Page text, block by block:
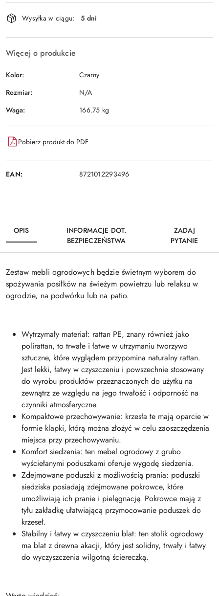
Dostępność
i
dostawa
Wysyłka w ciągu: 5 dni
Więcej o produkcie
Kolor:
Czarny
Rozmiar:
N/A
Waga:
166.75 kg
Pobierz produkt do PDF
EAN: 8721012293496
OPIS
INFORMACJE DOT.
BEZPIECZEŃSTWA
ZADAJ
PYTANIE
Zestaw mebli ogrodowych będzie świetnym wyborem do
spożywania posiłków na świeżym powietrzu lub relaksu w
ogrodzie, na podwórku lub na patio.
Wytrzymały materiał: rattan PE, znany również jako
polirattan, to trwałe i łatwe w utrzymaniu tworzywo
sztuczne, które wyglądem przypomina naturalny rattan.
Jest lekki, łatwy w czyszczeniu i powszechnie stosowany
do wyrobu produktów przeznaczonych do użytku na
zewnątrz ze względu na jego trwałość i odporność na
czynniki atmosferyczne.
Kompaktowe przechowywanie: krzesła te mają oparcie w
formie klapki, którą można złożyć w celu zaoszczędzenia
miejsca przy przechowywaniu.
Komfort siedzenia: ten mebel ogrodowy z grubo
wyściełanymi poduszkami oferuje wygodę siedzenia.
Zdejmowane poduszki z możliwością prania: poduszki
siedziska posiadają zdejmowane pokrowce, które
umożliwiają ich pranie i pielęgnację. Pokrowce mają z
tyłu zakładkę ułatwiającą przymocowanie poduszek do
krzeseł.
Stabilny i łatwy w czyszczeniu blat: ten stolik ogrodowy
ma blat z drewna akacji, który jest solidny, trwały i łatwy
do wyczyszczenia wilgotną ściereczką.